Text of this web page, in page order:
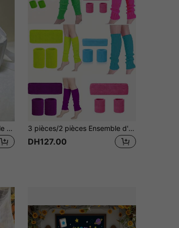
2 pièces Panier de demoiselle d'honneur, 12 cm de profondeur, 13 cm de largeur, 23 cm de hauteur, avec poignée en perles, satin blanc plissé, convient pour mariage, fête de mariage, Saint-Valentin, soirée romantique, décoration de demande en mariage. Panier de fleurs à main. Panier de demoiselle d'honneur en tissu blanc pur avec doublure intérieure épaisse, doux et moelleux, décoration de mariage 3 pièces/2 pièces Ensemble d'accessoires de mode des années 80 pour femmes, néon, style hip hop décontracté. Bandeau de yoga, serre-poignet, jambières. Convient pour les fêtes, les rassemblements familiaux
DH127.00